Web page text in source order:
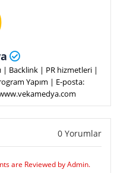
| Backlink | PR hizmetleri |
Yapım | E-posta:
0 Yorumlar
are Reviewed by Admin.